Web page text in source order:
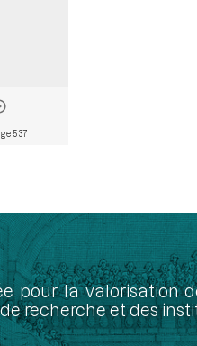
537
pour la valorisation
recherche et des